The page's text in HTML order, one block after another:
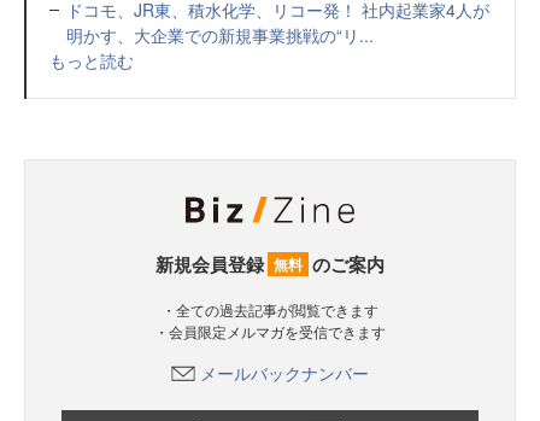
ドコモ、JR東、積水化学、リコー発！ 社内起業家4人が
明かす、大企業での新規事業挑戦の“リ...
もっと読む
新規会員登録 無料 のご案内
・全ての過去記事が閲覧できます
・会員限定メルマガを受信できます
メールバックナンバー